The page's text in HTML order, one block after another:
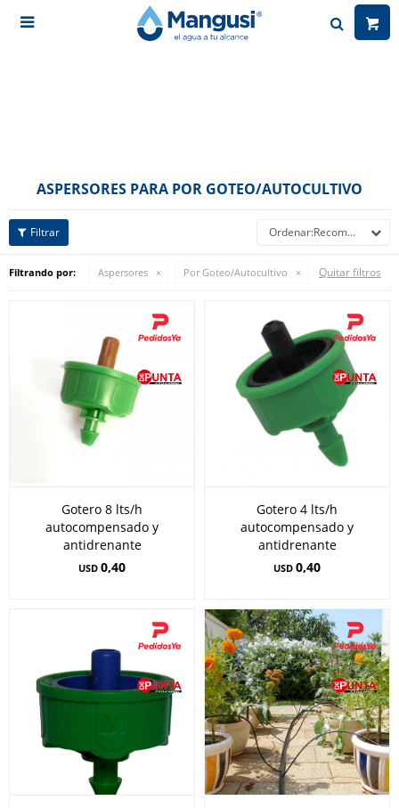

ASPERSORES PARA POR GOTEO/AUTOCULTIVO
Recomendados
Filtrando por: Aspersores Por Goteo/Autocultivo Quitar filtros
Gotero 8 lts/h
autocompensado y
antidrenante
USD 0,40
Gotero 4 lts/h
autocompensado y
antidrenante
USD 0,40